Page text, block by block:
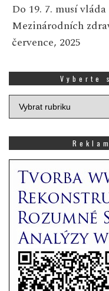
Do 19. 7. musí
Mezinárodních
července, 2025
Vyberte
Vyberte
si,
zajímá